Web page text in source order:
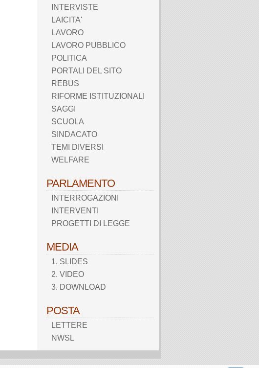
INTERVISTE
LAICITA'
LAVORO
LAVORO PUBBLICO
POLITICA
PORTALI DEL SITO
REBUS
RIFORME ISTITUZIONALI
SAGGI
SCUOLA
SINDACATO
TEMI DIVERSI
WELFARE
PARLAMENTO
INTERROGAZIONI
INTERVENTI
PROGETTI DI LEGGE
MEDIA
1. SLIDES
2. VIDEO
3. DOWNLOAD
POSTA
LETTERE
NWSL